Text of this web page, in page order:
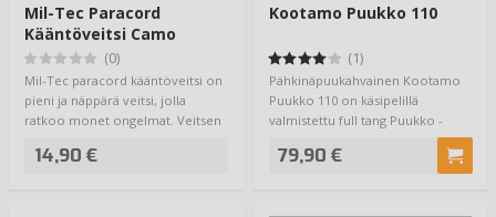
Mil-Tec Paracord
Kääntöveitsi Camo
(0)
Mil-Tec paracord kääntöveitsi on
pieni ja näppärä veitsi, jolla
ratkoo monet ongelmat. Veitsen
14,90 €
Kootamo Puukko 110
(1)
Pähkinäpuukahvainen Kootamo
Puukko 110 on käsipelillä
valmistettu full tang Puukko -
79,90 €